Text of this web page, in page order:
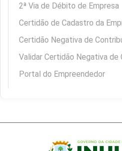
2ª Via de Débito de Empresa
Certidão de Cadastro da
Certidão Negativa de
Validar Certidão Negativa de
Portal do Empreendedor